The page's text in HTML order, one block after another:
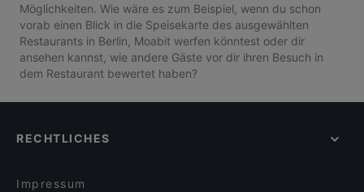
Möglichkeiten. Wie wäre es zum Beispiel, wenn du schon
vorab einen Blick in die Speisekarte des ausgewählten
Restaurants in Berlin, Moabit werfen könntest oder dir
ansehen kannst, wie andere Gäste vor dir ihren Besuch in
dem Restaurant bewertet haben?
RECHTLICHES
Impressum